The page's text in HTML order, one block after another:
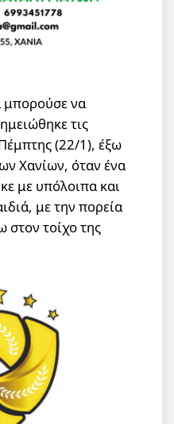
μπορούσε να
τις
(22/1), έξω
Χανίων, όταν ένα
με υπόλοιπα και
με την πορεία
στον τοίχο της